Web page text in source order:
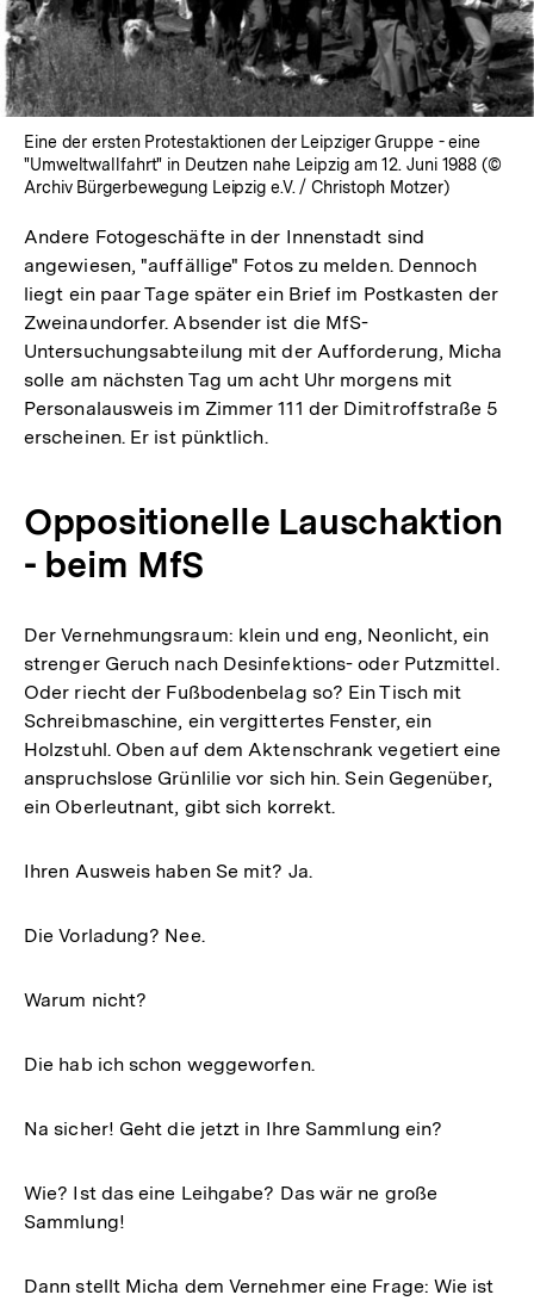
Eine der ersten Protestaktionen der Leipziger Gruppe - eine
"Umweltwallfahrt" in Deutzen nahe Leipzig am 12. Juni 1988 (©
Archiv Bürgerbewegung Leipzig e.V. / Christoph Motzer)
Andere Fotogeschäfte in der Innenstadt sind
angewiesen, "auffällige" Fotos zu melden. Dennoch
liegt ein paar Tage später ein Brief im Postkasten der
Zweinaundorfer. Absender ist die MfS-
Untersuchungsabteilung mit der Aufforderung, Micha
solle am nächsten Tag um acht Uhr morgens mit
Personalausweis im Zimmer 111 der Dimitroff­straße 5
erscheinen. Er ist pünktlich.
Oppositionelle Lauschaktion
- beim MfS
Der Vernehmungsraum: klein und eng, Neonlicht, ein
strenger Geruch nach Desinfektions- oder Putzmittel.
Oder riecht der Fußbodenbelag so? Ein Tisch mit
Schreibmaschine, ein vergittertes Fenster, ein
Holzstuhl. Oben auf dem Aktenschrank vegetiert eine
anspruchslose Grünlilie vor sich hin. Sein Gegenüber,
ein Oberleutnant, gibt sich korrekt.
Ihren Ausweis haben Se mit? Ja.
Die Vorladung? Nee.
Warum nicht?
Die hab ich schon weggeworfen.
Na sicher! Geht die jetzt in Ihre Sammlung ein?
Wie? Ist das eine Leihgabe? Das wär ne große
Sammlung!
Dann stellt Micha dem Vernehmer eine Frage: Wie ist